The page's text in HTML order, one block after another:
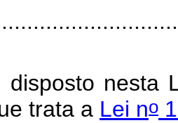
nesta
trata a Lei no